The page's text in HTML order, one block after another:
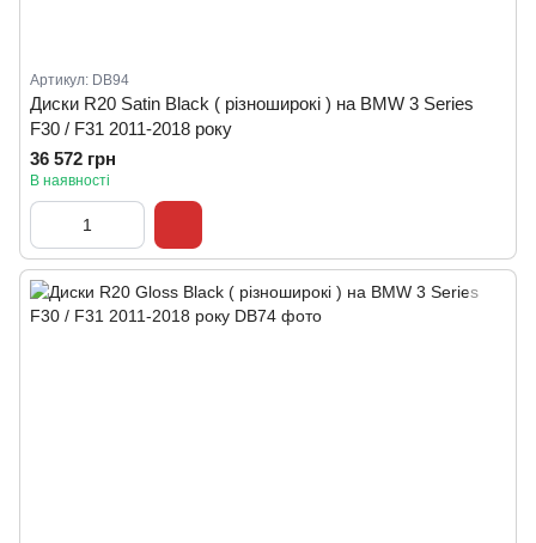
Артикул: DB94
Диски R20 Satin Black ( різноширокі ) на BMW 3 Series
F30 / F31 2011-2018 року
36 572 грн
В наявності